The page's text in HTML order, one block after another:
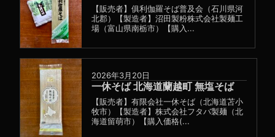
【販売者】俱利伽羅そば普及会（石川県河
北郡）【製造者】沼田製粉株式会社製麺工
場（富山県南栃市）【購入...
2026年3月20日
一休そば 北海道蘭越町 無塩そば
【販売者】有限会社一休そば（北海道苫小
牧市）【製造者】株式会社フタバ製麺（北
海道留萌市）【購入価格(...